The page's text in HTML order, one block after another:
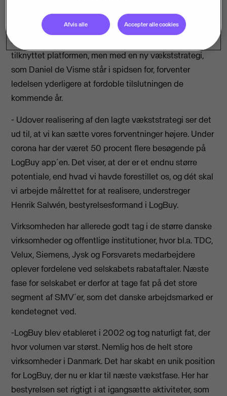
købte LogBuy i 2017.
Selskabet havde i 2019 mere end 400.000 brugere
tilknyttet platformen, men med en ny vækststrategi,
som Daniel de Visme står i spidsen for, forventer
ledelsen yderligere at fordoble tilslutningen de
kommende år.
- Udover realisering af den lagte vækststrategi ser det
ud til, at vi kan sætte vores forventninger højere. Under
corona har der været 50 procent flere besøgende på
LogBuy app´en. Det viser, at der er et endnu større
potentiale, end hvad vi havde forestillet os, og dét skal
vi arbejde målrettet for at realisere, understreger
Henrik Salwén, bestyrelsesformand i LogBuy.
Virksomheden har allerede godt tag i de større danske
virksomheder og offentlige institutioner, hvor bl.a. TDC,
Velux, Siemens, Jysk og Forsvarets medarbejdere
oplever fordelene ved selskabets rabataftaler. Næste
fase for selskabet er derfor at tage fat på det store
segment af SMV´er, som det danske arbejdsmarked er
kendetegnet ved.
-LogBuy blev etableret i 2002 og tog naturligt fat, der
hvor volumen var størst. Nemlig hos de helt store
virksomheder i Danmark. Det har skabt en unik position
for LogBuy, der nu er klar til næste vækstfase. Her har
bestyrelsen set rigtigt i at igangsætte aktiviteter, som
Afvis alle Accepter alle cookies